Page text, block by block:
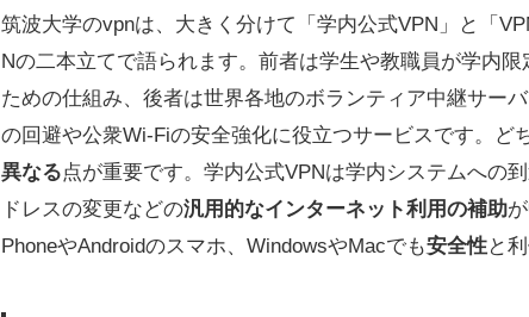
筑波大学のvpnは、大きく分けて「学内公式VPN」と「
Nの二本立てで語られます。前者は学生や教職員が学内
ための仕組み、後者は世界各地のボランティア中継サー
の回避や公衆Wi‑Fiの安全強化に役立つサービスです。ど
異なる点が重要です。学内公式VPNは学内システムへの
ドレスの変更などの汎用的なインターネット利用の補助
PhoneやAndroidのスマホ、WindowsやMacでも安全性と